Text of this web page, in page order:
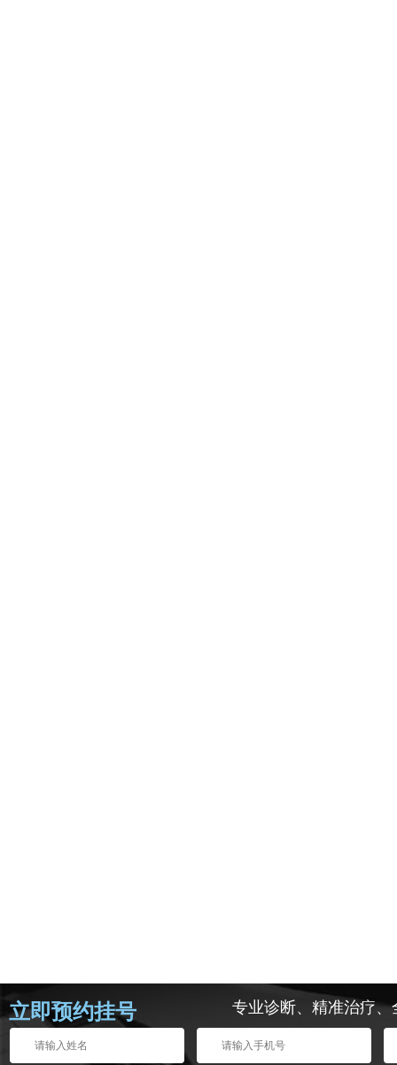
立即预约挂号 专业诊断、精准治疗、